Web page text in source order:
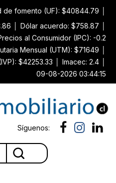
de fomento (UF): $40844.79
Dólar acuerdo: $758.87
al Consumidor (IPC): -0.2
Mensual (UTM): $71649
$42253.33
Imacec: 2.4
09-08-2026 03:44:15
Síguenos: